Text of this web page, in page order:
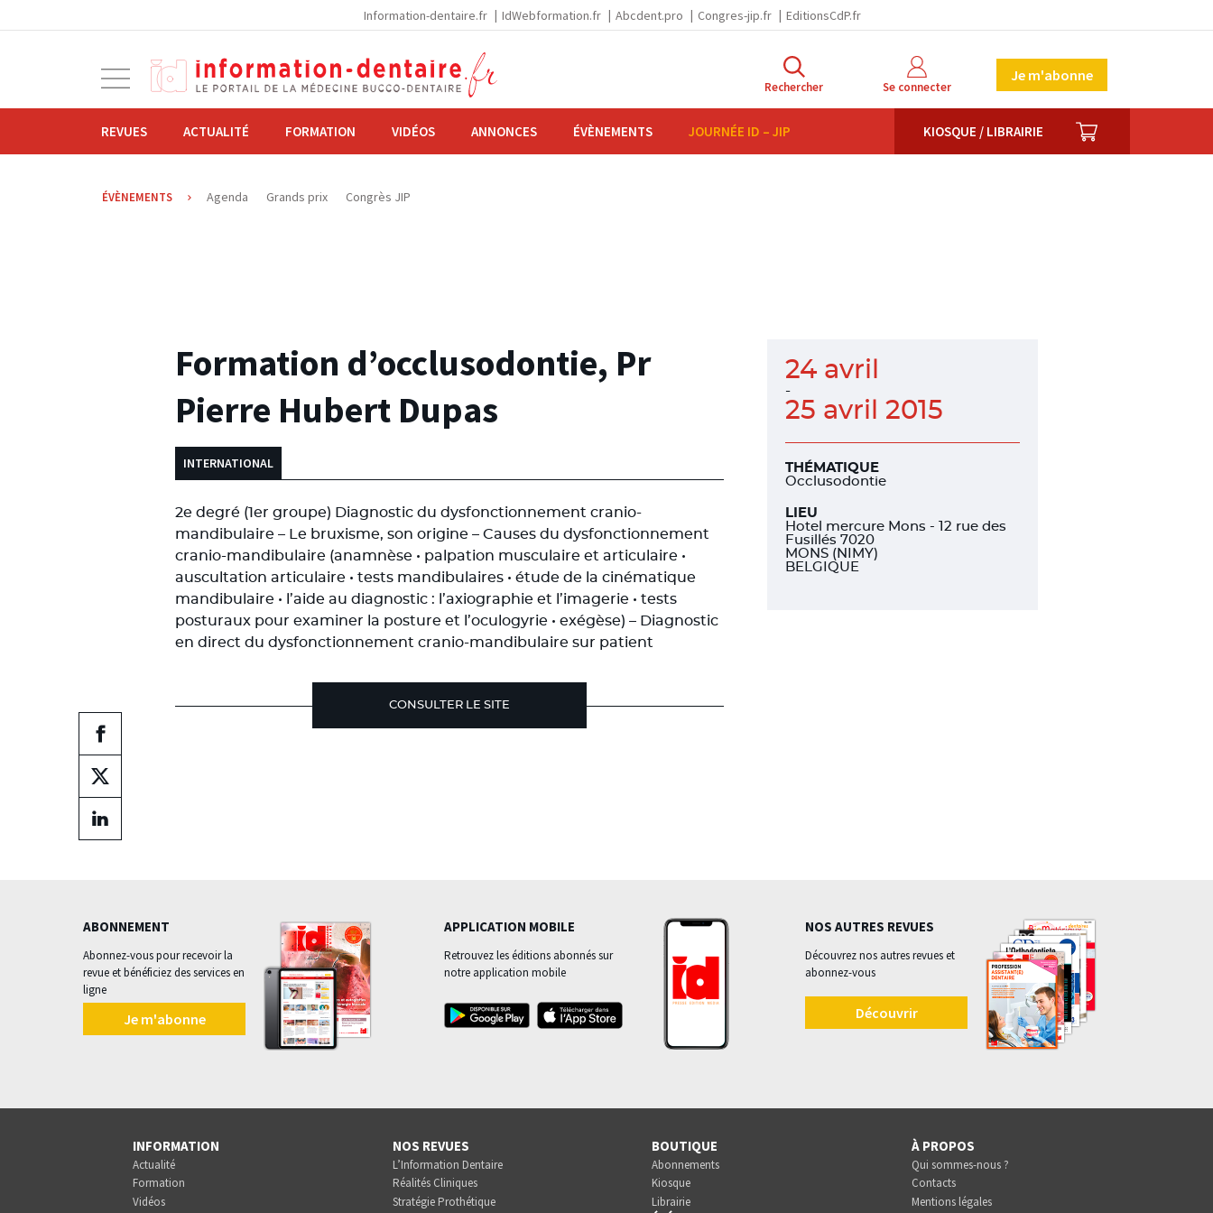
Information-dentaire.fr IdWebformation.fr Abcdent.pro Congres-jip.fr EditionsCdP.fr
navigation
Rechercher Se connecter
Je m'abonne
REVUES ACTUALITÉ FORMATION VIDÉOS ANNONCES ÉVÈNEMENTS JOURNÉE ID – JIP KIOSQUE / LIBRAIRIE PANIER
ÉVÈNEMENTS Agenda Grands prix Congrès JIP
Partager
sur
facebook
Partager
sur
Partager
sur
21.11.2014
Formation d’occlusodontie, Pr
Pierre Hubert Dupas
INTERNATIONAL
2e degré (1er groupe) Diagnostic du dysfonctionnement cranio-
mandibulaire – Le bruxisme, son origine – Causes du dysfonctionnement
cranio-mandibulaire (anamnèse • palpation musculaire et articulaire •
auscultation articulaire • tests mandibulaires • étude de la cinématique
mandibulaire • l’aide au diagnostic : l’axiographie et l’imagerie • tests
posturaux pour examiner la posture et l’oculogyrie • exégèse) – Diagnostic
en direct du dysfonctionnement cranio-mandibulaire sur patient
CONSULTER LE SITE
24 avril
-
25 avril 2015
THÉMATIQUE
Occlusodontie
LIEU
Hotel mercure Mons - 12 rue des
Fusillés 7020
MONS (NIMY)
BELGIQUE
ABONNEMENT
Abonnez-vous pour recevoir la
revue et bénéficiez des services en
ligne
Je m'abonne
APPLICATION MOBILE
Retrouvez les éditions abonnés sur
notre application mobile
NOS AUTRES REVUES
Découvrez nos autres revues et
abonnez-vous
Découvrir
INFORMATION
Actualité
Formation
Vidéos
NOS REVUES
L’Information Dentaire
Réalités Cliniques
Stratégie Prothétique
BOUTIQUE
Abonnements
Kiosque
Librairie
À PROPOS
Qui sommes-nous ?
Contacts
Mentions légales